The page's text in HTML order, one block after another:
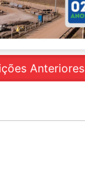
Anteriores